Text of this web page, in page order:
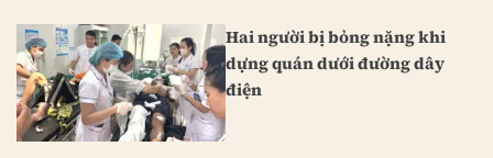
Hai người bị bỏng nặng khi
dựng quán dưới đường dây
điện